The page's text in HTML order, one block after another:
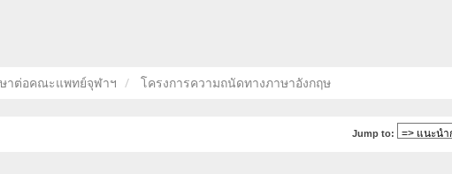
าต่อคณะแพทย์จุฬาฯ โครงการความถนัดทางภาษาอังกฤษ
Jump to: